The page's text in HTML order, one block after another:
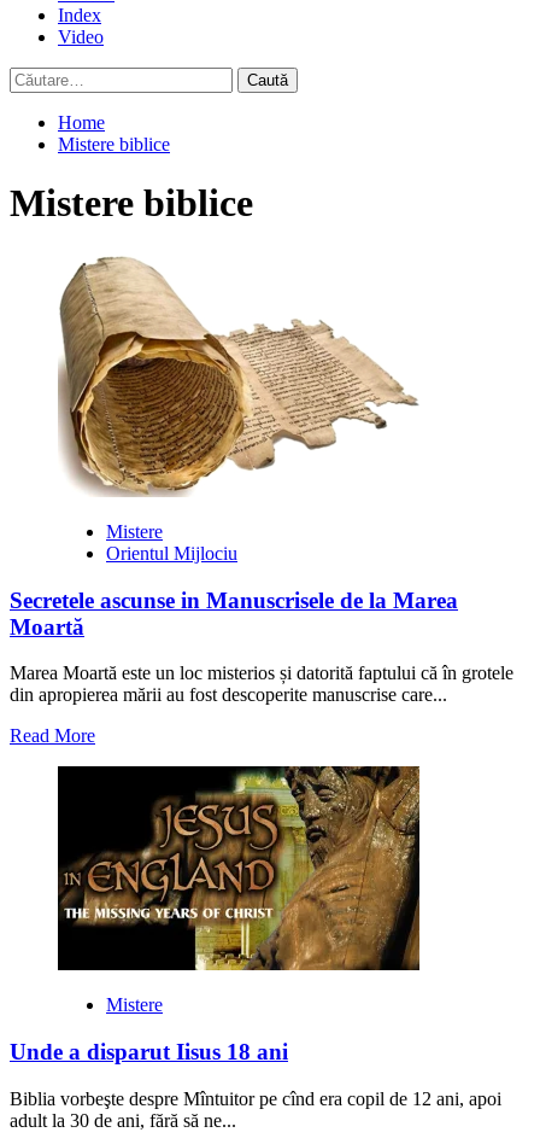
Index
Video
Caută
după:
Home
Mistere biblice
Mistere biblice
Mistere
Orientul Mijlociu
Secretele ascunse in Manuscrisele de la Marea
Moartă
Marea Moartă este un loc misterios și datorită faptului că în grotele
din apropierea mării au fost descoperite manuscrise care...
Read MoreRead
Secretele
Manuscrisele
de
la
Marea
Mistere
Unde a disparut Iisus 18 ani
Biblia vorbeşte despre Mîntuitor pe cînd era copil de 12 ani, apoi
adult la 30 de ani, fără să ne...